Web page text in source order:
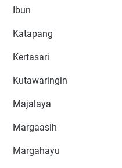
Ibun
Katapang
Kertasari
Kutawaringin
Majalaya
Margaasih
Margahayu